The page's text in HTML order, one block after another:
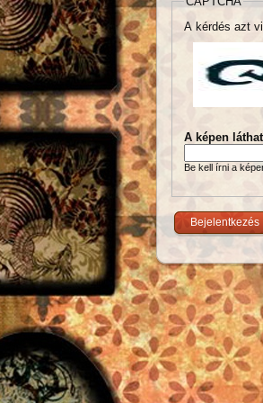
A kérdés azt
A képen
Be kell írni a